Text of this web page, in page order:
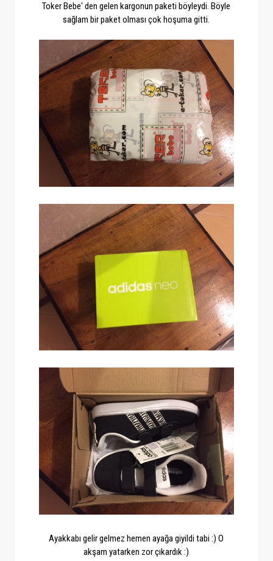
Toker Bebe' den gelen kargonun paketi böyleydi. Böyle
sağlam bir paket olması çok hoşuma gitti.
Ayakkabı gelir gelmez hemen ayağa giyildi tabi :) O
akşam yatarken zor çıkardık :)